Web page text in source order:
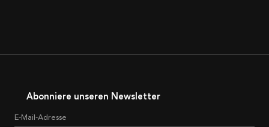
Abonniere unseren Newsletter
E-Mail-Adresse